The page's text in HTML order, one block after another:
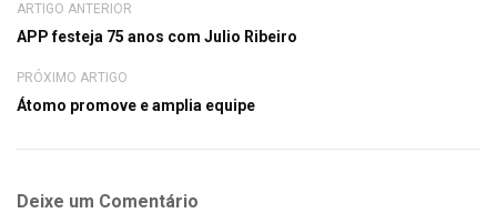
ARTIGO ANTERIOR
APP festeja 75 anos com Julio Ribeiro
PRÓXIMO ARTIGO
Átomo promove e amplia equipe
Deixe um Comentário